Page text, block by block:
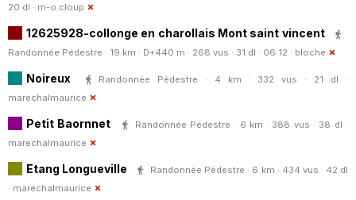
20 dl · m-o.cloup
12625928-collonge en charollais Mont saint vincent
Randonnée Pédestre · 19 km · D+440 m · 268 vus · 31 dl · 06:12 · bloche
Noireux
Randonnée Pédestre · 4 km · 332 vus · 21 dl ·
marechalmaurice
Petit Baornnet
Randonnée Pédestre · 6 km · 388 vus · 38 dl ·
marechalmaurice
Etang Longueville
Randonnée Pédestre · 6 km · 434 vus · 42 dl
· marechalmaurice